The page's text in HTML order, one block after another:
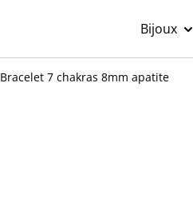
Bijoux
Bracelet 7 chakras 8mm apatite